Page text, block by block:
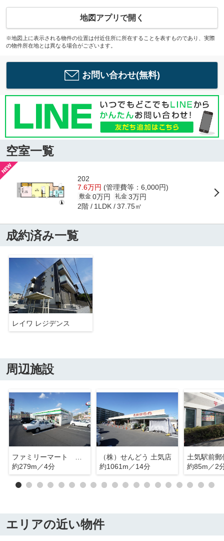
地図アプリで開く
※地図上に表示される物件の位置は付近住所に所在することを表すものであり、実際
の物件所在地とは異なる場合がございます。
お問い合わせ(無料)
空室一覧
202
7.6万円 (管理費等：6,000円)
敷金 0万円 礼金 3万円
2階 1LDK 37.75㎡
成約済み一覧
レイワ レジデンス
周辺施設
ファミリーマート 千葉あすみが丘店
約279m／4分
（株）せんどう 土気店
約1061m／14分
土気駅前郵
約85m／2
エリアの近い物件